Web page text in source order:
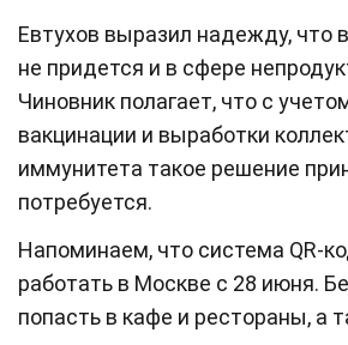
Евтухов выразил надежду, что
не придется и в сфере
Чиновник полагает, что с
вакцинации и выработки
иммунитета такое решение
потребуется.
Напоминаем, что система QR-
работать в Москве с 28 июня.
попасть в кафе и рестораны, а